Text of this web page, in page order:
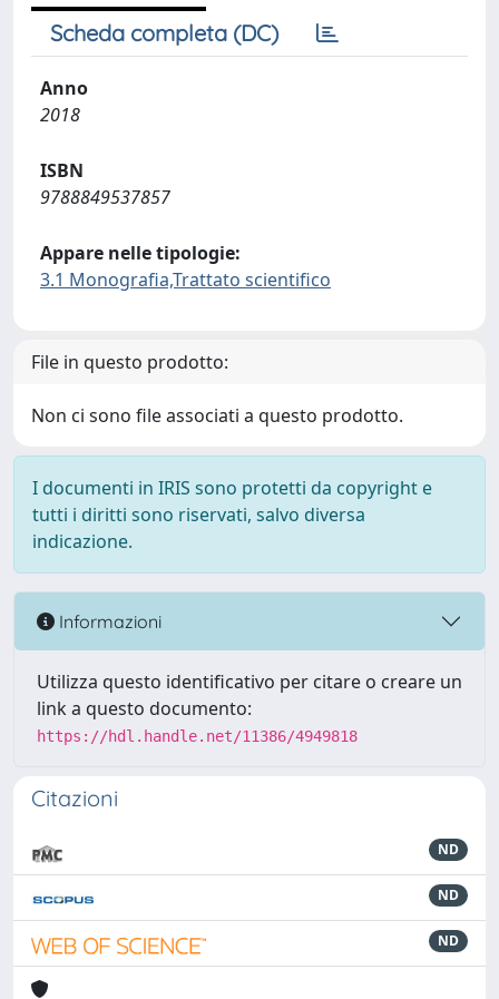
Scheda completa (DC)
Anno
2018
ISBN
9788849537857
Appare nelle tipologie:
3.1 Monografia,Trattato scientifico
File in questo prodotto:
Non ci sono file associati a questo prodotto.
I documenti in IRIS sono protetti da copyright e
tutti i diritti sono riservati, salvo diversa
indicazione.
Informazioni
Utilizza questo identificativo per citare o creare un
link a questo documento:
https://hdl.handle.net/11386/4949818
Citazioni
ND
ND
ND